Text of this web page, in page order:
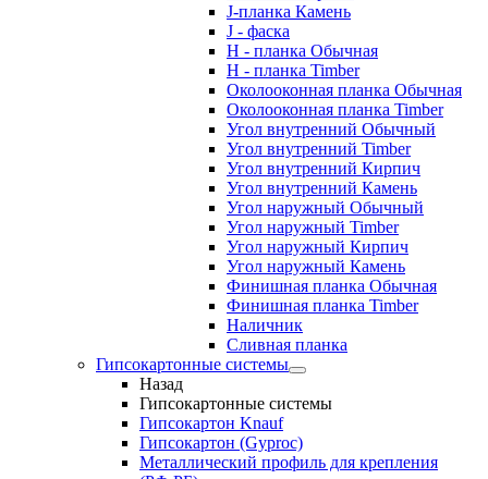
J-планка Камень
J - фаска
Н - планка Обычная
Н - планка Timber
Околооконная планка Обычная
Околооконная планка Timber
Угол внутренний Обычный
Угол внутренний Timber
Угол внутренний Кирпич
Угол внутренний Камень
Угол наружный Обычный
Угол наружный Timber
Угол наружный Кирпич
Угол наружный Камень
Финишная планка Обычная
Финишная планка Timber
Наличник
Сливная планка
Гипсокартонные системы
Назад
Гипсокартонные системы
Гипсокартон Knauf
Гипсокартон (Gyproc)
Металлический профиль для крепления